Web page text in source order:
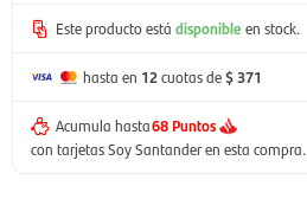
Este producto está disponible en stock.
hasta en 12cuotas de$ 371
Acumula hasta68 Puntos
con tarjetas Soy Santander en esta compra.